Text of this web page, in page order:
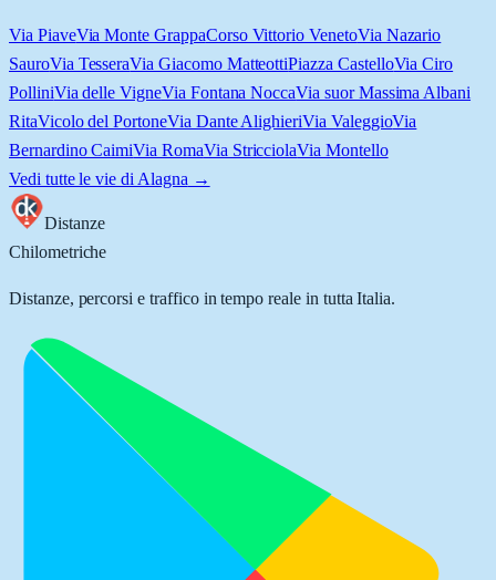
Via PiaveVia Monte GrappaCorso Vittorio VenetoVia Nazario
SauroVia TesseraVia Giacomo MatteottiPiazza CastelloVia Ciro
PolliniVia delle VigneVia Fontana NoccaVia suor Massima Albani
RitaVicolo del PortoneVia Dante AlighieriVia ValeggioVia
Bernardino CaimiVia RomaVia StricciolaVia Montello
Vedi tutte le vie di Alagna →
Distanze
Chilometriche
Distanze, percorsi e traffico in tempo reale in tutta Italia.